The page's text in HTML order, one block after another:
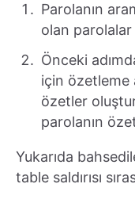
Parolanın
olan
Önceki
için özetleme
özetler oluştur
parolanın
Yukarıda
table saldırısı